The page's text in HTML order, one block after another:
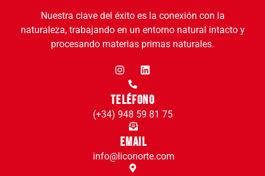
Nuestra clave del éxito es la conexión con la
naturaleza, trabajando en un entorno natural intacto y
procesando materias primas naturales.
Teléfono
(+34) 948 59 81 75
Email
info@liconorte.com